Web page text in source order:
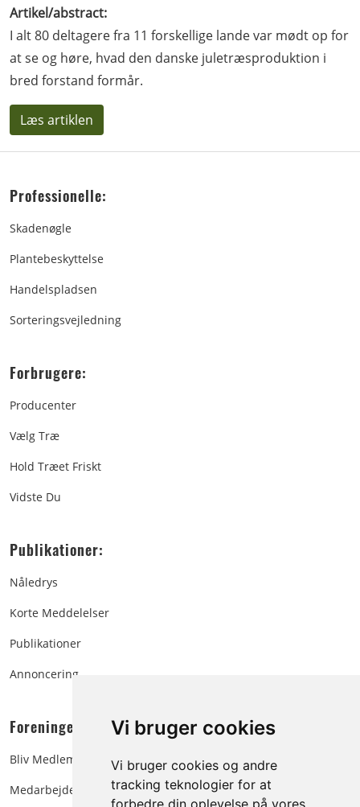
Vi bruger cookies
Vi bruger cookies og andre
tracking teknologier for at
forbedre din oplevelse på vores
Artikel/abstract:
I alt 80 deltagere fra 11 forskellige lande var mødt op for
at se og høre, hvad den danske juletræsproduktion i
bred forstand formår.
Læs artiklen
Professionelle:
Skadenøgle
Plantebeskyttelse
Handelspladsen
Sorteringsvejledning
Forbrugere:
Producenter
Vælg Træ
Hold Træet Friskt
Vidste Du
Publikationer:
Nåledrys
Korte Meddelelser
Publikationer
Annoncering
Foreningen:
Bliv Medlem
Medarbejdere